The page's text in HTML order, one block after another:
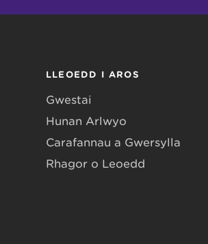
LLEOEDD I AROS
Gwestai
Hunan Arlwyo
Carafannau a Gwersylla
Rhagor o Leoedd